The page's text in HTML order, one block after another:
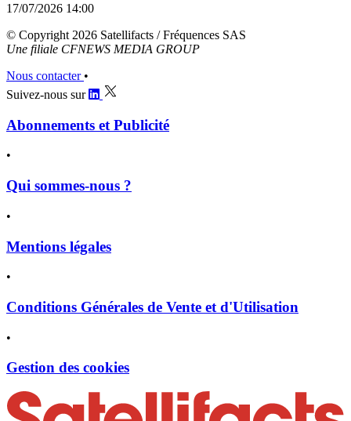
17/07/2026 14:00
© Copyright 2026 Satellifacts / Fréquences SAS
Une filiale CFNEWS MEDIA GROUP
Nous contacter •
Suivez-nous sur
Abonnements et Publicité
•
Qui sommes-nous ?
•
Mentions légales
•
Conditions Générales de Vente et d'Utilisation
•
Gestion des cookies